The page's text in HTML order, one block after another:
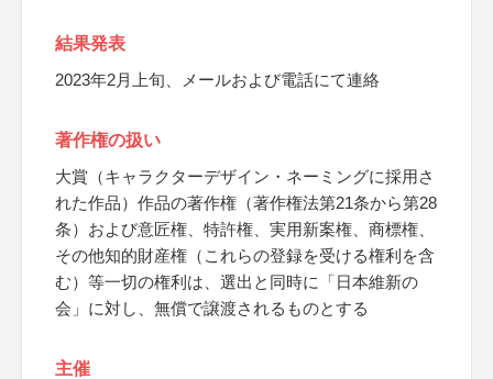
結果発表
2023年2月上旬、メールおよび電話にて連絡
著作権の扱い
大賞（キャラクターデザイン・ネーミングに採用さ
れた作品）作品の著作権（著作権法第21条から第28
条）および意匠権、特許権、実用新案権、商標権、
その他知的財産権（これらの登録を受ける権利を含
む）等一切の権利は、選出と同時に「日本維新の
会」に対し、無償で譲渡されるものとする
主催